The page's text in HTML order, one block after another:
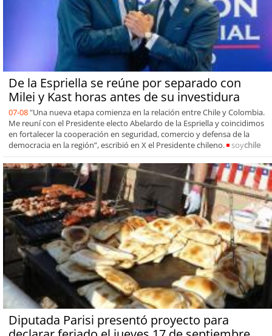
De la Espriella se reúne por separado con
Milei y Kast horas antes de su investidura
07-08 "Una nueva etapa comienza en la relación entre Chile y Colombia.
Me reuní con el Presidente electo Abelardo de la Espriella y coincidimos
en fortalecer la cooperación en seguridad, comercio y defensa de la
democracia en la región”, escribió en X el Presidente chileno.
soychile
Diputada Parisi presentó proyecto para